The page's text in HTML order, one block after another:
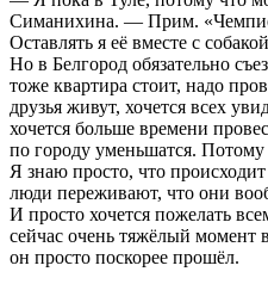
Симанихина. — Прим.
Оставлять я её вместе с
Но в Белгород обязательно
тоже квартира стоит, надо
друзья живут, хочется всех
хочется больше времени
по городу уменьшатся.
Я знаю просто, что
люди переживают, что они
И просто хочется пожелать
сейчас очень тяжёлый момент
он просто поскорее прошёл.